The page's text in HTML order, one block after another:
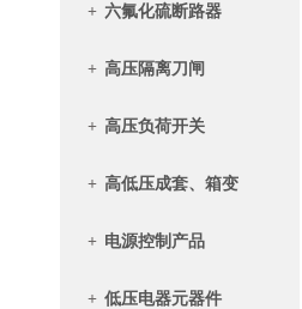
+ 六氟化硫断路器
+ 高压隔离刀闸
+ 高压负荷开关
+ 高低压成套、箱变
+ 电源控制产品
+ 低压电器元器件